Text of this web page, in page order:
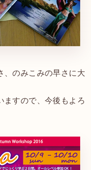
、のみこみの早さに大
ますので、今後もよろ